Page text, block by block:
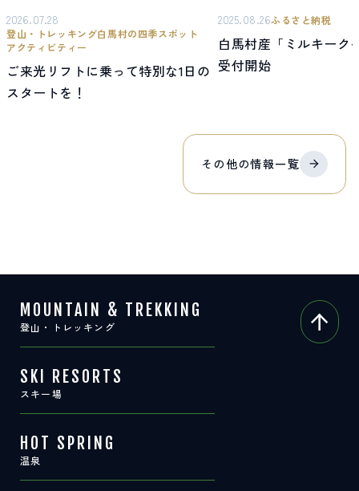
その他の情報一覧
2026.07.28
登山・トレッキング白馬村の四季スポット
アクティビティー
ご来光リフトに乗って特別な1日の
スタートを！
2025.08.26ふるさと納税
白馬村産「ミルキーク
受付開始
MOUNTAIN & TREKKING
登山・トレッキング
SKI RESORTS
スキー場
HOT SPRING
温泉